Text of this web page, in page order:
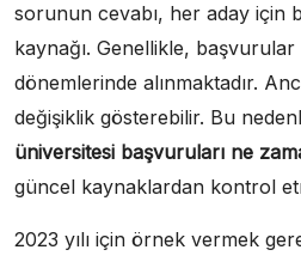
sorunun cevabı, her aday için
kaynağı. Genellikle,
dönemlerinde alınmaktadır.
değişiklik gösterebilir. Bu
üniversitesi başvuruları ne
güncel kaynaklardan kontrol
2023 yılı için örnek vermek